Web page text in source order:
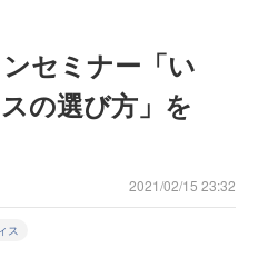
セミナー「い
の選び方」を
2021/02/15 23:32
ス